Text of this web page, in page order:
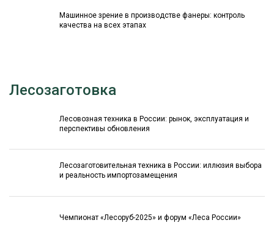
Машинное зрение в производстве фанеры: контроль
качества на всех этапах
Лесозаготовка
Лесовозная техника в России: рынок, эксплуатация и
перспективы обновления
Лесозаготовительная техника в России: иллюзия выбора
и реальность импортозамещения
Чемпионат «Лесоруб-2025» и форум «Леса России»